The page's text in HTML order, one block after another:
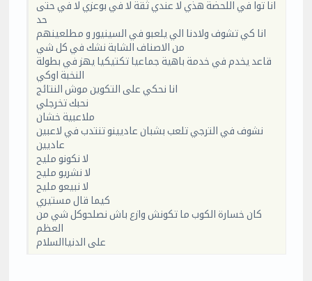
انا توا في اللحضة هذي لا عندي ثقة لا في بوعزي لا في حتى
حد
انا كي تشوف ولادنا الي يلعبو في السينيور و مطلعينهم
من الاصناف الشابة نشك في كل شي
قاعد يخدم في خدمة باهية جماعيا تكتيكيا يهز في بطولة
النخبة اوكي
انا نحكي على التكوين موش النتائج
ملاعبية خشان
نشوف في الترجي تلعب بشبان عاديينو تنتدب في لاعبين
عاديين
لا نكونو مليح
لا نشريو مليح
لا نبيعو مليح
كيما قال مستيري
كان خسارة الكوب ما تكونش وازع باش نصلحوكل شي من
العظم
على الدنياالسلام